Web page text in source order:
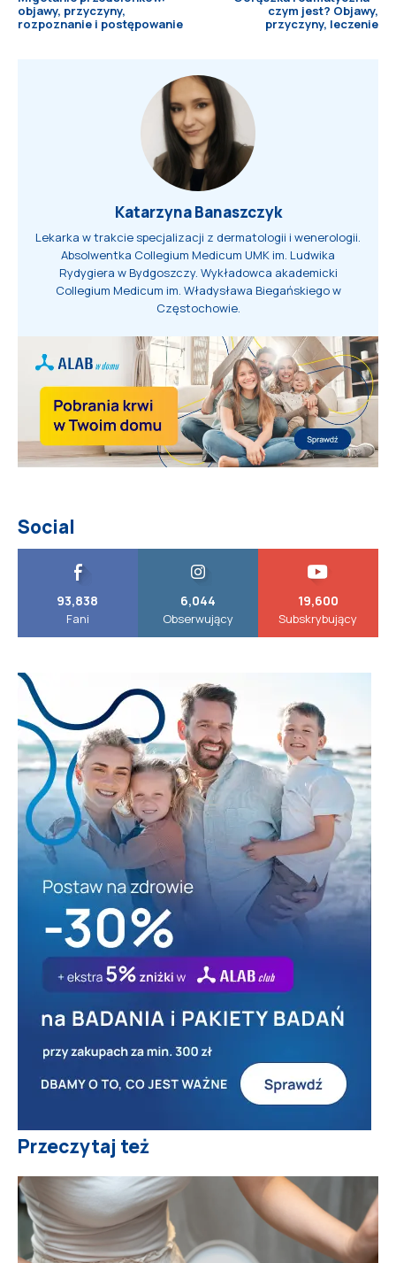
objawy, przyczyny,
rozpoznanie i postępowanie
czym jest? Objawy,
przyczyny, leczenie
Katarzyna Banaszczyk
Lekarka w trakcie specjalizacji z dermatologii i wenerologii.
Absolwentka Collegium Medicum UMK im. Ludwika
Rydygiera w Bydgoszczy. Wykładowca akademicki
Collegium Medicum im. Władysława Biegańskiego w
Częstochowie.
Social
93,838
Fani
6,044
Obserwujący
19,600
Subskrybujący
Przeczytaj też